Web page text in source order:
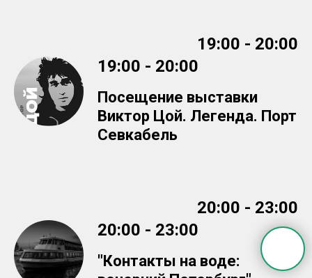
19:00 - 20:00
19:00 - 20:00
Посещение выставки
Виктор Цой. Легенда. Порт
Севкабель
20:00 - 23:00
20:00 - 23:00
"Контакты на воде: